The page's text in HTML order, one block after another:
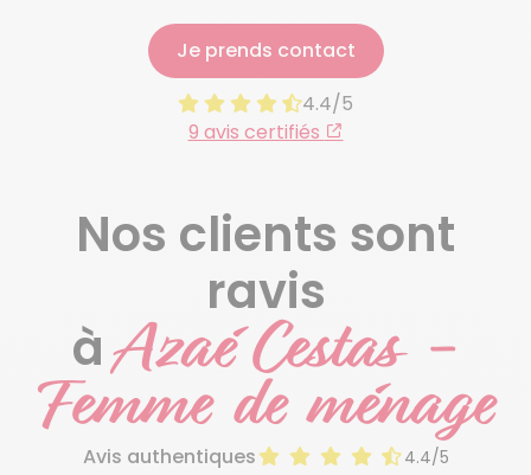
Je prends contact
4.4/5
9 avis certifiés
Nos clients sont
ravis
àAzaé Cestas -
Femme de ménage
Avis authentiques 4.4/5